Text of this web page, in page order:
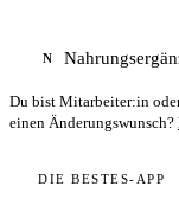
geprüft werden.
N
Du bist Mitarbeiter:in
einen Änderungswunsch?
DIE BESTES-APP